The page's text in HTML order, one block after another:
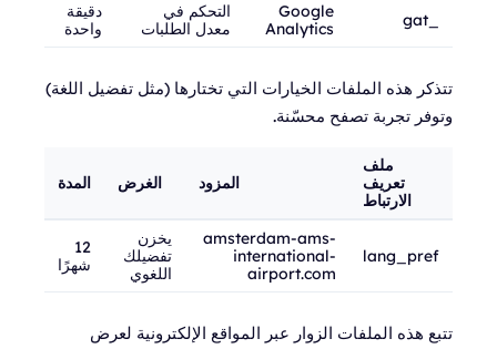
Google
Analytics
التحكم في
معدل الطلبات
دقيقة
واحدة
تتذكر هذه الملفات الخيارات التي تختارها (مثل تفضيل اللغة)
وتوفر تجربة تصفح محسّنة.
ملف
تعريف
الارتباط
المزود الغرض المدة
lang_pref
amsterdam-ams-
international-
airport.com
يخزن
تفضيلك
اللغوي
12
شهرًا
تتبع هذه الملفات الزوار عبر المواقع الإلكترونية لعرض